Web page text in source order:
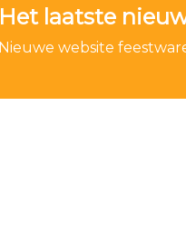
Het laatste
Nieuwe website